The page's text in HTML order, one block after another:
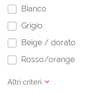
Bianco
Grigio
Beige / dorato
Rosso/orange